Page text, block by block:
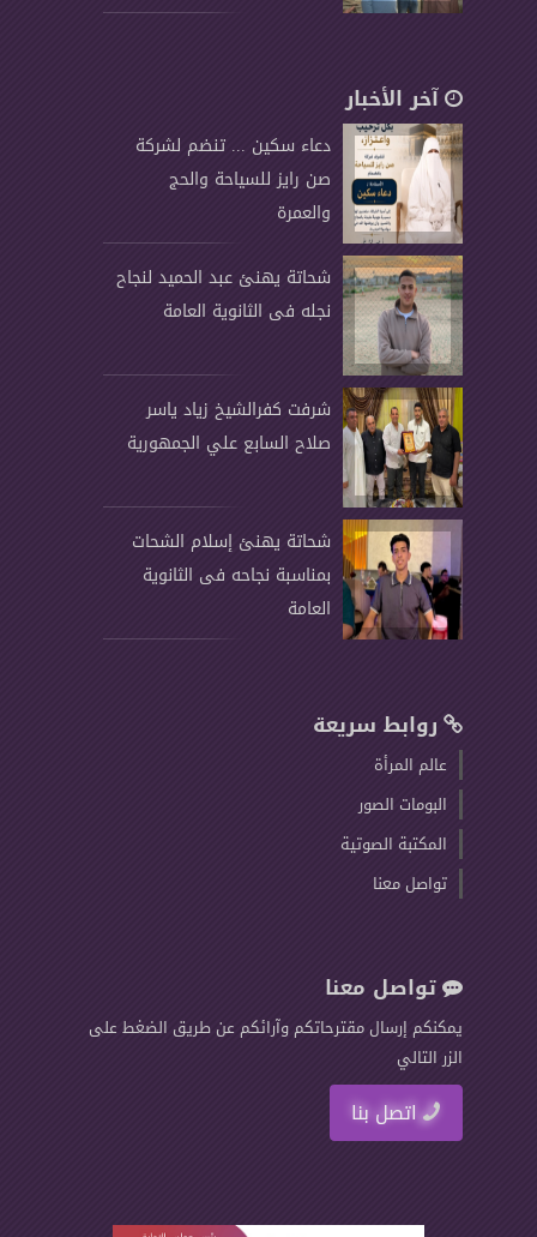
آخر الأخبار
دعاء سكين ... تنضم لشركة
صن رايز للسياحة والحج
والعمرة
شحاتة يهنئ عبد الحميد لنجاح
نجله فى الثانوية العامة
شرفت كفرالشيخ زياد ياسر
صلاح السابع علي الجمهورية
شحاتة يهنئ إسلام الشحات
بمناسبة نجاحه فى الثانوية
العامة
روابط سريعة
عالم المرأة
البومات الصور
المكتبة الصوتية
تواصل معنا
تواصل معنا
يمكنكم إرسال مقترحاتكم وآرائكم عن طريق الضغط على
الزر التالي
اتصل بنا